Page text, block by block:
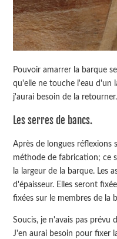
Pouvoir amarrer la barque
qu'elle ne touche l'eau d'un
j'aurai besoin de la retourner.
Les serres de bancs.
Après de longues réflexions
méthode de fabrication; ce
la largeur de la barque. Les
d'épaisseur. Elles seront
fixées sur le membres de la
Soucis, je n'avais pas prévu
J'en aurai besoin pour fixer